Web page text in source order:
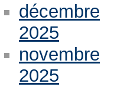
décembre
2025
novembre
2025